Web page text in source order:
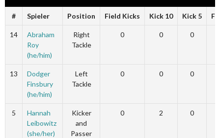
# Spieler Position Field Kicks Kick 10 Kick 5
14
Abraham
Roy
(he/him)
Right
Tackle
0 0 0
13
Dodger
Finsbury
(he/him)
Left
Tackle
0 0 0
5
Hannah
Leibowitz
(she/her)
Kicker
and
Passer
0 2 0